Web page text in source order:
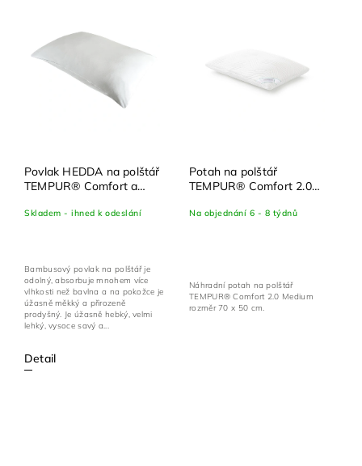
Povlak HEDDA na polštář
TEMPUR® Comfort a
Skladem - ihned k odeslání
Detail
Bambusový povlak na polštář je
odolný, absorbuje mnohem více
vlhkosti než bavlna a na pokožce je
úžasně měkký a přirozeně
prodyšný. Je úžasně hebký, velmi
lehký, vysoce savý a...
Potah na polštář
TEMPUR® Comfort 2.0
Na objednání 6 - 8 týdnů
Náhradní potah na polštář
TEMPUR® Comfort 2.0 Medium
rozměr 70 x 50 cm.